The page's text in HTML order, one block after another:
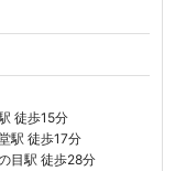
徒歩15分
駅 徒歩17分
目駅 徒歩28分